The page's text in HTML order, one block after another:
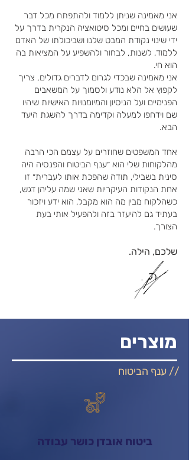
אני מאמינה שניתן ללמוד ולהתפתח מכל דבר
שעושים בחיים ומכל סיטואציה הנקרית בדרך על
ידי שינוי נקודת המבט שלנו ושביכולתו של האדם
ללמוד, לשנות, לבחור ולהשפיע על המציאות בה
הוא חי.
אני מאמינה שבכדי לגרום לדברים גדולים, צריך
לקפוץ אל הלא נודע ולסמוך על המשאבים
הפנימיים ועל הניסיון והמיומנויות האישיות שיהיו
שם וידחפו למעלה וקדימה בדרך להשגת היעד
הבא.
אחד המשפטים שחוזרים על עצמם הכי הרבה
מהלקוחות שלי הוא ״ענף הביטוח והפנסיה היה
סינית בשבילי, תודה שהפכת אותו לעברית״ זו
אחת הנקודות העיקריות שאני שמה עליהן דגש,
כשהלקוח מבין מה הוא מקבל, הוא ידע ויזכור
בעתיד גם להיעזר בזה ולהפעיל אותי בעת
הצורך.
שלכם, הילה.
מוצרים
// ענף הביטוח
ביטוח אובדן כושר עבודה